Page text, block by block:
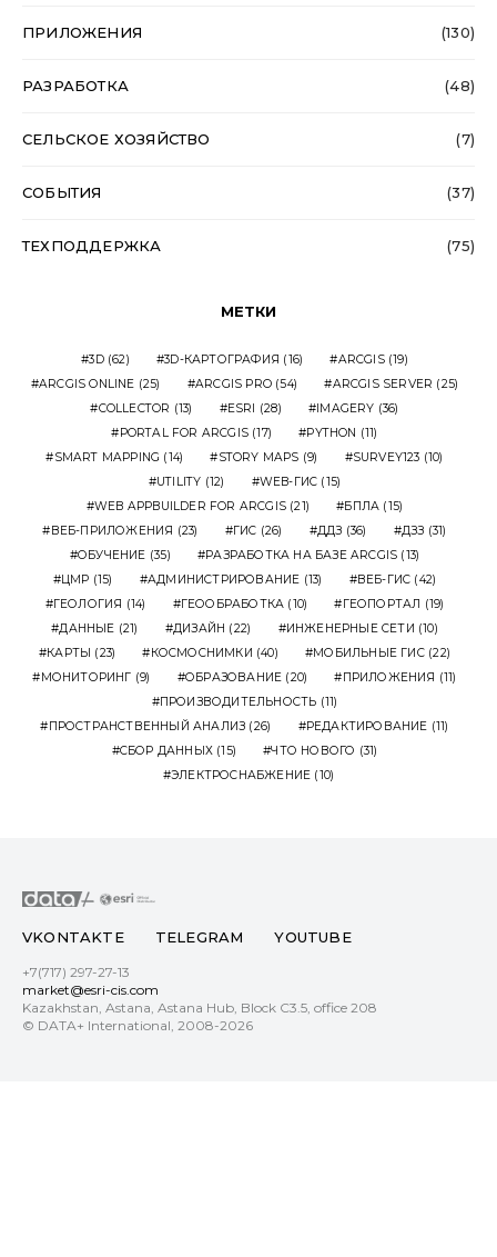
ПРИЛОЖЕНИЯ (130)
РАЗРАБОТКА (48)
СЕЛЬСКОЕ ХОЗЯЙСТВО (7)
СОБЫТИЯ (37)
ТЕХПОДДЕРЖКА (75)
МЕТКИ
3D(62) 3D-КАРТОГРАФИЯ (16) ARCGIS(19)
ARCGIS ONLINE (25) ARCGIS PRO (54) ARCGIS SERVER (25)
COLLECTOR (13) ESRI (28) IMAGERY (36)
PORTAL FOR ARCGIS (17) PYTHON (11)
SMART MAPPING (14) STORY MAPS (9) SURVEY123 (10)
UTILITY (12) WEB-ГИС (15)
WEB APPBUILDER FOR ARCGIS(21) БПЛА (15)
ВЕБ-ПРИЛОЖЕНИЯ (23) ГИС (26) ДДЗ (36) ДЗЗ (31)
ОБУЧЕНИЕ (35) РАЗРАБОТКА НА БАЗЕ ARCGIS (13)
ЦМР (15) АДМИНИСТРИРОВАНИЕ (13) ВЕБ-ГИС (42)
ГЕОЛОГИЯ (14) ГЕООБРАБОТКА (10) ГЕОПОРТАЛ (19)
ДАННЫЕ (21) ДИЗАЙН (22) ИНЖЕНЕРНЫЕ СЕТИ (10)
КАРТЫ (23) КОСМОСНИМКИ (40) МОБИЛЬНЫЕ ГИС(22)
МОНИТОРИНГ (9) ОБРАЗОВАНИЕ (20) ПРИЛОЖЕНИЯ (11)
ПРОИЗВОДИТЕЛЬНОСТЬ (11)
ПРОСТРАНСТВЕННЫЙ АНАЛИЗ (26) РЕДАКТИРОВАНИЕ (11)
СБОР ДАННЫХ (15) ЧТО НОВОГО (31)
ЭЛЕКТРОСНАБЖЕНИЕ (10)
VKONTAKTE TELEGRAM YOUTUBE
+7(717) 297-27-13
market@esri-cis.com
Kazakhstan, Astana, Astana Hub, Block С3.5, office 208
© DATA+ International, 2008-2026